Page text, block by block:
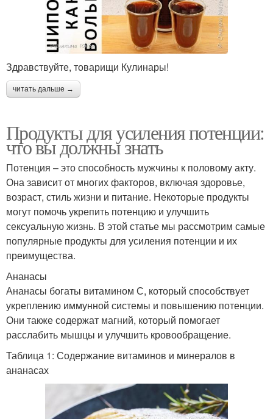
Здравствуйте, товарищи Кулинары!
читать дальше →
Продукты для усиления потенции:
что вы должны знать
Потенция – это способность мужчины к половому акту.
Она зависит от многих факторов, включая здоровье,
возраст, стиль жизни и питание. Некоторые продукты
могут помочь укрепить потенцию и улучшить
сексуальную жизнь. В этой статье мы рассмотрим самые
популярные продукты для усиления потенции и их
преимущества.
Ананасы
Ананасы богаты витамином С, который способствует
укреплению иммунной системы и повышению потенции.
Они также содержат магний, который помогает
расслабить мышцы и улучшить кровообращение.
Таблица 1: Содержание витаминов и минералов в
ананасах